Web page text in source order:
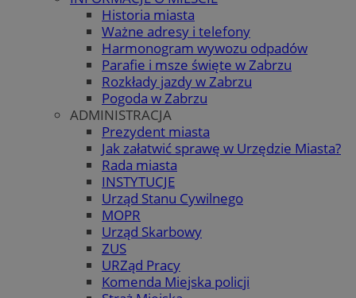
Historia miasta
Ważne adresy i telefony
Harmonogram wywozu odpadów
Parafie i msze święte w Zabrzu
Rozkłady jazdy w Zabrzu
Pogoda w Zabrzu
ADMINISTRACJA
Prezydent miasta
Jak załatwić sprawę w Urzędzie Miasta?
Rada miasta
INSTYTUCJE
Urząd Stanu Cywilnego
MOPR
Urząd Skarbowy
ZUS
URZąd Pracy
Komenda Miejska policji